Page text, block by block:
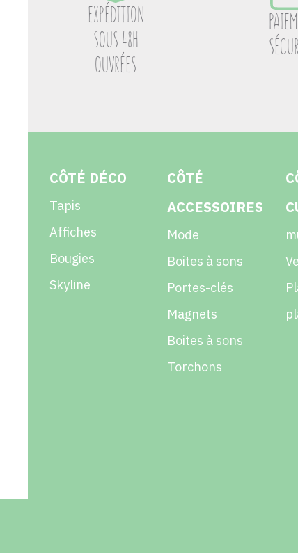
EXPÉDITION
SOUS 48H
OUVRÉES
CÔTÉ DÉCO
Tapis
Affiches
Bougies
Skyline
CÔTÉ
ACCESSOIRES
Mode
Boites à sons
Portes-clés
Magnets
Boites à sons
Torchons